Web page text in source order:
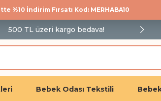
%10 İndirim Fırsatı Kod: MERHABA10
500 TL üzeri kargo bedava!
Bebek Odası Tekstili